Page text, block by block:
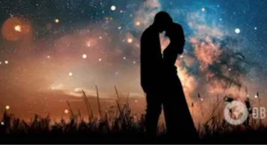
Społeczeństwo
Wojna na Ukrainie
Świat
Jedzenie